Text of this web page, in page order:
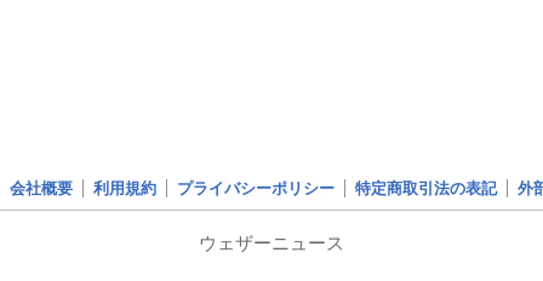
会社概要 利用規約 プライバシーポリシー 特定商取引法の表記 外
ウェザーニュース